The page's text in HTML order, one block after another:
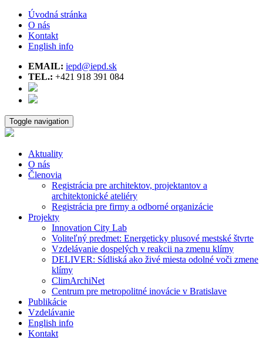
Úvodná stránka
O nás
Kontakt
English info
EMAIL: iepd@iepd.sk
TEL.: +421 918 391 084
Toggle navigation
Aktuality
O nás
Členovia
Registrácia pre architektov, projektantov a
architektonické ateliéry
Registrácia pre firmy a odborné organizácie
Projekty
Innovation City Lab
Voliteľný predmet: Energeticky plusové mestské štvrte
Vzdelávanie dospelých v reakcii na zmenu klímy
DELIVER: Sídliská ako živé miesta odolné voči zmene
klímy
ClimArchiNet
Centrum pre metropolitné inovácie v Bratislave
Publikácie
Vzdelávanie
English info
Kontakt